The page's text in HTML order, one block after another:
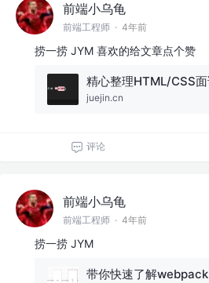
前端小乌龟
前端工程师 · 4年前
捞一捞 JYM 喜欢的给文章点个赞
juejin.cn
评论
前端小乌龟
前端工程师 · 4年前
捞一捞 JYM
带你快速了解webpack